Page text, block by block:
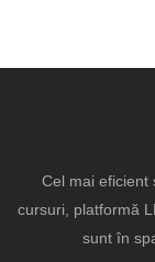
Cel mai eficient
cursuri, platformă
sunt în